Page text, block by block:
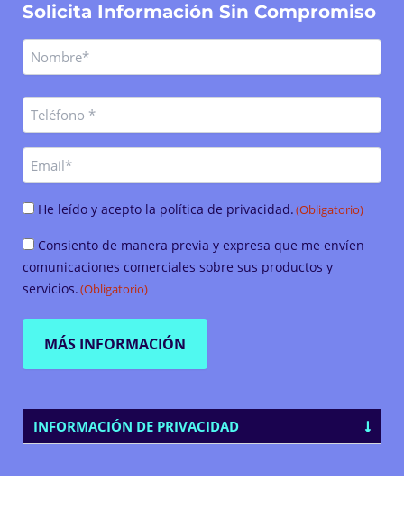
Solicita Información Sin Compromiso
Nombre
(Obligatorio)
Nombre
Teléfono
(Obligatorio)
Email
Consentimiento
He leído y acepto la política de privacidad.(Obligatorio)
Consentimiento
(Obligatorio)
Consiento de manera previa y expresa que me envíen
comunicaciones comerciales sobre sus productos y
servicios.(Obligatorio)
INFORMACIÓN DE PRIVACIDAD